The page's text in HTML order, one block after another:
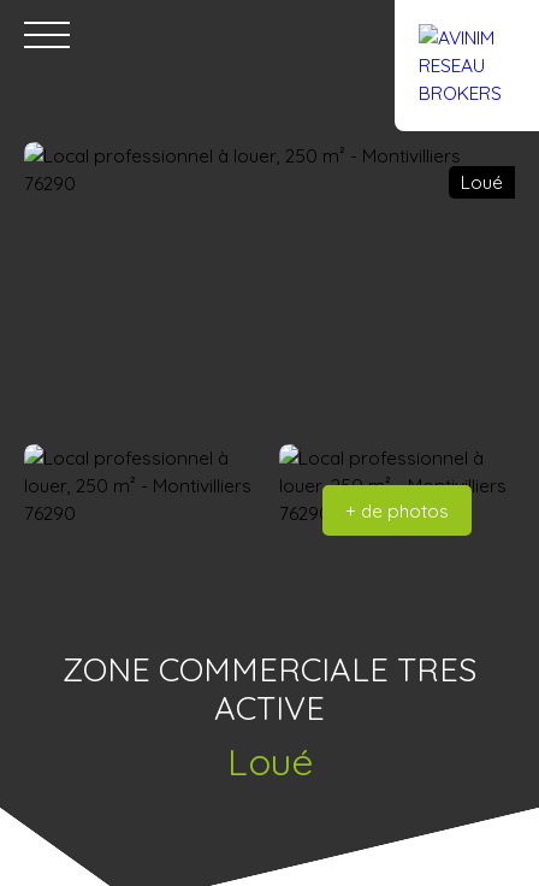
Loué
+ de photos
ZONE COMMERCIALE TRES
ACTIVE
Loué